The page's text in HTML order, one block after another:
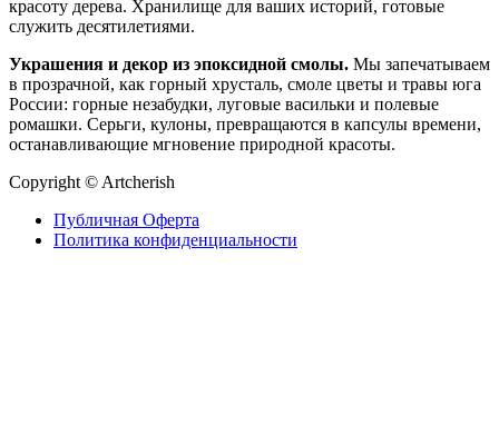
красоту дерева. Хранилище для ваших историй, готовые
служить десятилетиями.
Украшения и декор из эпоксидной смолы. Мы запечатываем
в прозрачной, как горный хрусталь, смоле цветы и травы юга
России: горные незабудки, луговые васильки и полевые
ромашки. Серьги, кулоны, превращаются в капсулы времени,
останавливающие мгновение природной красоты.
Copyright © Artcherish
Публичная Оферта
Политика конфиденциальности